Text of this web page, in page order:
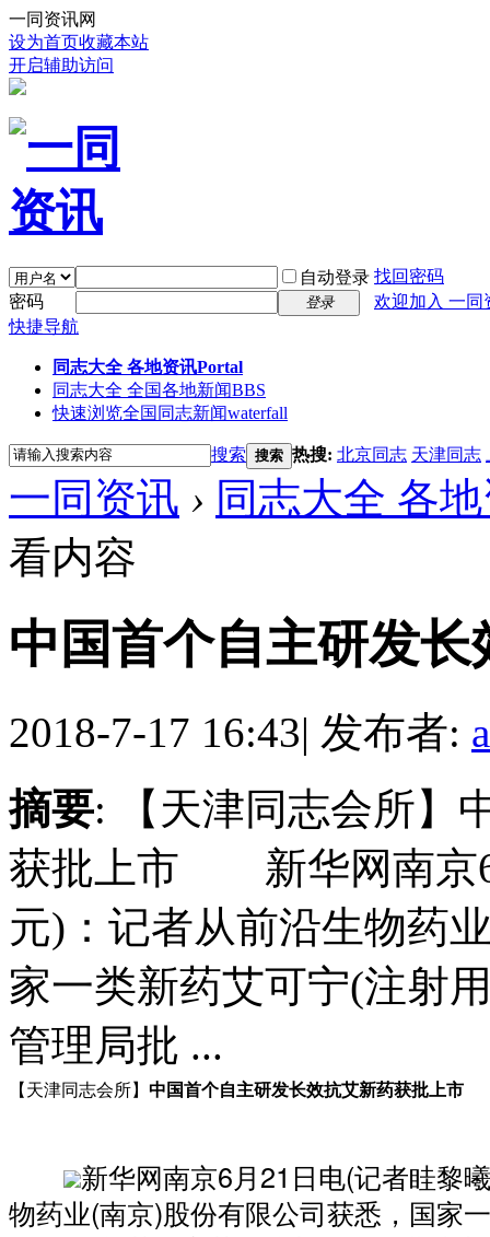
一同资讯网
设为首页收藏本站
开启辅助访问
自动登录 找回密码
密码
登录
欢迎加入 一同
快捷导航
同志大全 各地资讯Portal
同志大全 全国各地新闻BBS
快速浏览全国同志新闻waterfall
搜索 搜索 热搜: 北京同志 天津同志
一同资讯 › 同志大全 各
看内容
中国首个自主研发
2018-7-17 16:43| 发布者:
摘要: 【天津同志会所】
获批上市 新华网南京6
元)：记者从前沿生物药
家一类新药艾可宁(注射
管理局批 ...
【天津同志会所】 中国首个自主研发长效抗艾新药获批上市
新华网南京6月21日电(记者眭黎
物药业(南京)股份有限公司获悉，国家